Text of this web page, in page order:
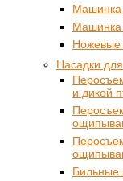
Машинка
Машинка
Ножевые
Насадки
и дикой
Бильные